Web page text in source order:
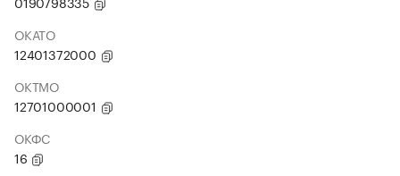
ОКАТО
12401372000
ОКТМО
12701000001
ОКФС
16